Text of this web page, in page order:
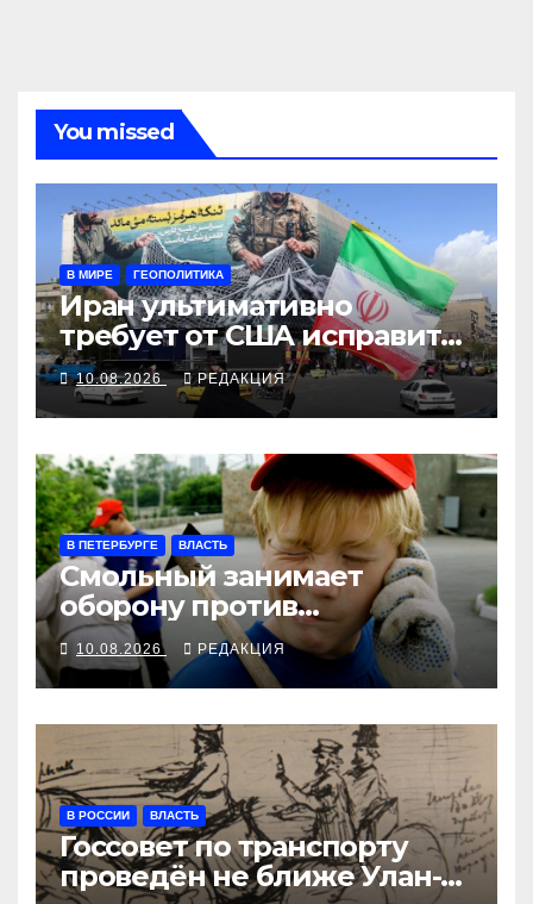
You missed
В МИРЕ ГЕОПОЛИТИКА
Иран ультимативно
требует от США исправить
поведение
10.08.2026 РЕДАКЦИЯ
В ПЕТЕРБУРГЕ ВЛАСТЬ
Смольный занимает
оборону против
несовершеннолетних и
мигрантов
10.08.2026 РЕДАКЦИЯ
В РОССИИ ВЛАСТЬ
Госсовет по транспорту
проведён не ближе Улан-